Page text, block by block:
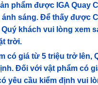
phẩm được IGA Quay
sáng. Để thấy được
khách vui lòng xem
trời.
có giá từ 5 triệu trở lên,
. Đối với vật phẩm có
yêu cầu kiểm định vui